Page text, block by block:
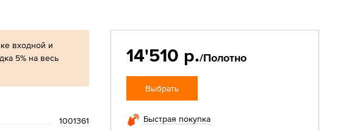
входной и
5% на весь
1001361
14'510 р./Полотно
Выбрать
Быстрая покупка